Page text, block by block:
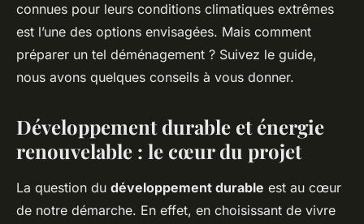
Salomé•4 mars 2024 •6 min de lecture
connues pour leurs conditions climatiques extrêmes
est l’une des options envisagées. Mais comment
préparer un tel déménagement ? Suivez le guide,
nous avons quelques conseils à vous donner.
Développement durable et énergie
renouvelable : le cœur du projet
La question du développement durable est au cœur
de notre démarche. En effet, en choisissant de vivre